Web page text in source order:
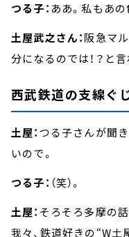
つる子： ああ。私もあ
土屋武之さん：阪急マ
分になるのでは！？と言
西武鉄道の支線ぐ
土屋： つる子さんが聞
いので。
つる子： （笑）。
土屋： そろそろ多摩の
我々、鉄道好きの“W土